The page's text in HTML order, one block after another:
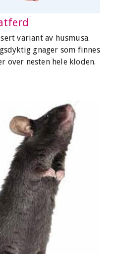
variant av husmusa.
gnager som finnes
over nesten hele kloden.